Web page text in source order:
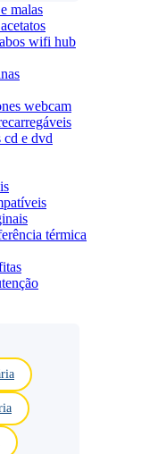
malas
wifi hub
webcam
cd e dvd
térmica